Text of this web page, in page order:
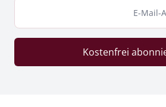
E-Mail-
Kostenfrei